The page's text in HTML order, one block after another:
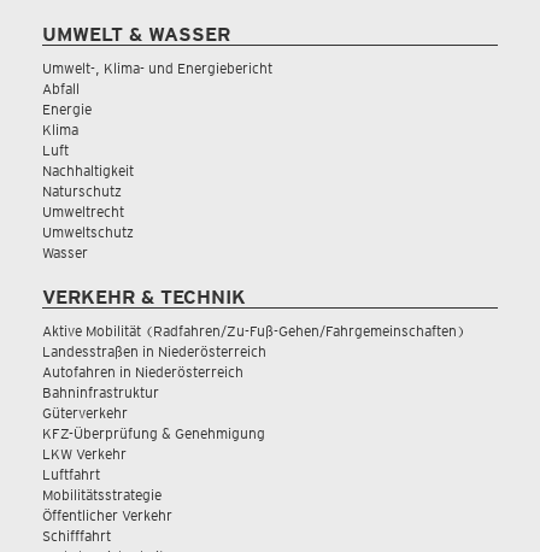
UMWELT & WASSER
Umwelt-, Klima- und Energiebericht
Abfall
Energie
Klima
Luft
Nachhaltigkeit
Naturschutz
Umweltrecht
Umweltschutz
Wasser
VERKEHR & TECHNIK
Aktive Mobilität (Radfahren/Zu-Fuß-Gehen/Fahrgemeinschaften)
Landesstraßen in Niederösterreich
Autofahren in Niederösterreich
Bahninfrastruktur
Güterverkehr
KFZ-Überprüfung & Genehmigung
LKW Verkehr
Luftfahrt
Mobilitätsstrategie
Öffentlicher Verkehr
Schifffahrt